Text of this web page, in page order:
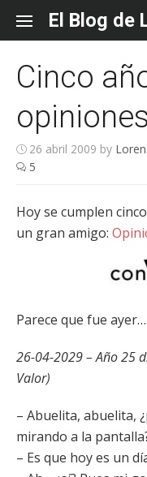
content
El Blog de
Cinco
26 abril 2009 by
5
Hoy se cumplen
un gran amigo:
Parece que fue
26-04-2029 – Año 25
Valor)
– Abuelita, abuelita,
mirando a la
– Es que hoy es un